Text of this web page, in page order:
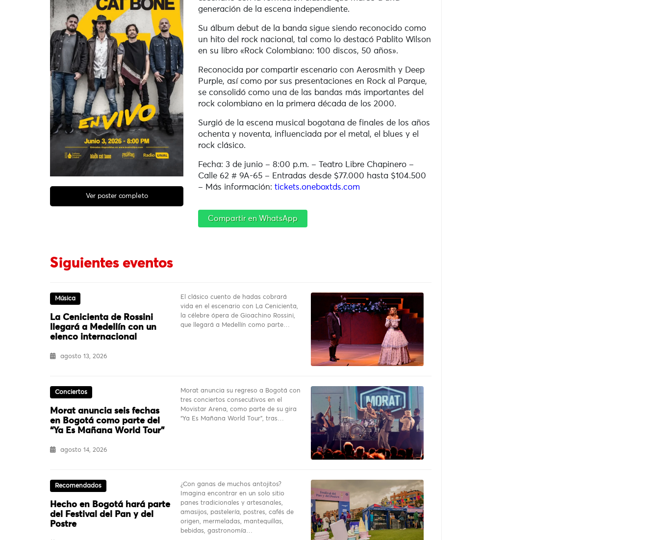
Ver poster completo
generación de la escena independiente.
Su álbum debut de la banda sigue siendo reconocido como
un hito del rock nacional, tal como lo destacó Pablito Wilson
en su libro «Rock Colombiano: 100 discos, 50 años».
Reconocida por compartir escenario conAerosmith y Deep
Purple, así como por sus presentaciones en Rock al Parque,
se consolidó como una de las bandas más importantes del
rock colombiano en la primera década de los 2000.
Surgió de la escena musical bogotana de finales de los años
ochenta y noventa, influenciada por el metal, el blues y el
rock clásico.
Fecha: 3 de junio – 8:00 p.m. –
Teatro Libre Chapinero –
Calle 62 # 9A-65 – Entradas desde $77.000 hasta $104.500
– Más información:tickets.oneboxtds.com
Compartir en WhatsApp
Siguientes eventos
Música
La Cenicienta de Rossini
llegará a Medellín con un
elenco internacional
agosto 13, 2026
El clásico cuento de hadas cobrará
vida en el escenario con La Cenicienta,
la célebre ópera de Gioachino Rossini,
que llegará a Medellín como parte…
Conciertos
Morat anuncia seis fechas
en Bogotá como parte del
“Ya Es Mañana World Tour”
agosto 14, 2026
Morat anuncia su regreso a Bogotá con
tres conciertos consecutivos en el
Movistar Arena, como parte de su gira
“Ya Es Mañana World Tour”, tras…
Recomendados
Hecho en Bogotá hará parte
del Festival del Pan y del
Postre
¿Con ganas de muchos antojitos?
Imagina encontrar en un solo sitio
panes tradicionales y artesanales,
amasijos, pastelería, postres, cafés de
origen, mermeladas, mantequillas,
bebidas, gastronomía…